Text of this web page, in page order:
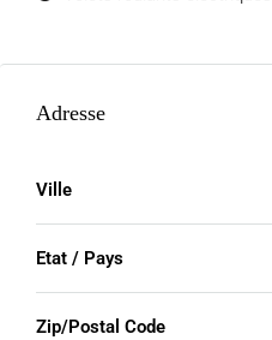
Adresse
Ville
Etat / Pays
Zip/Postal Code